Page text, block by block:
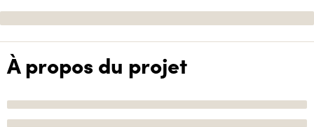
À propos du projet